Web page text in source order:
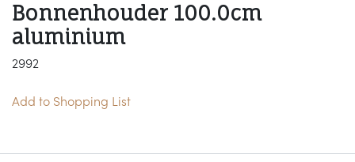
Bonnenhouder 100.0cm
aluminium
2992
Add to Shopping List